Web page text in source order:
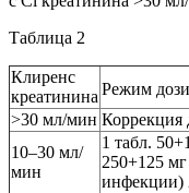
Таблица 2
Клиренс
креатинина Режим
>30 мл/мин Коррекция
10–30 мл/
мин
1 табл.
250+125
инфекции)